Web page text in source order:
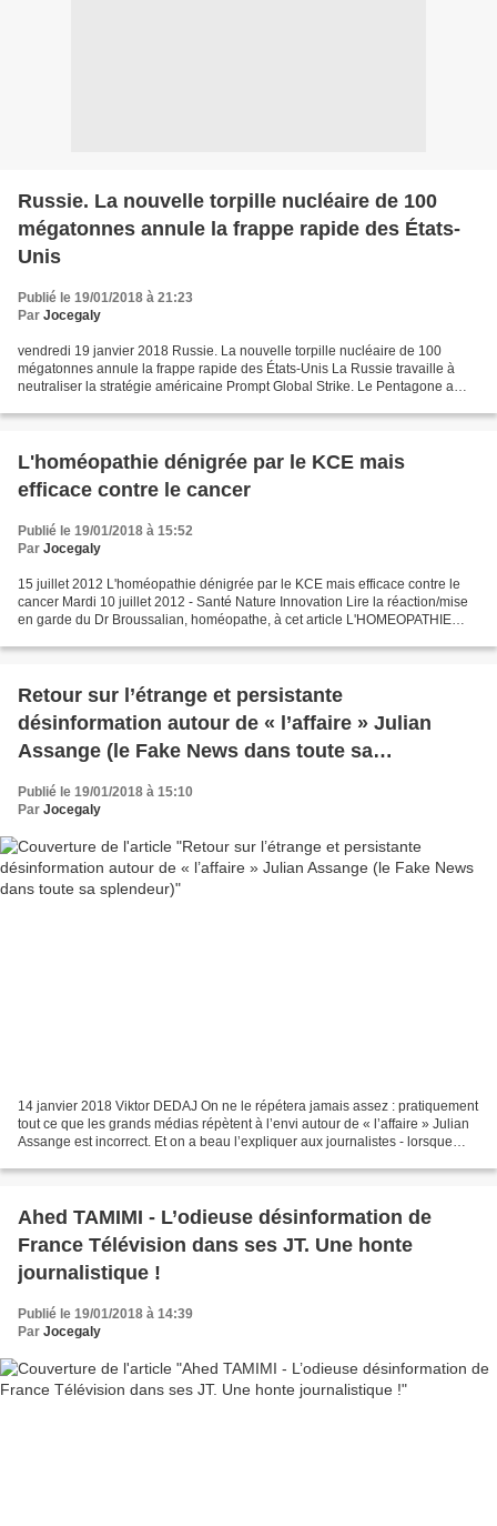
Russie. La nouvelle torpille nucléaire de 100
mégatonnes annule la frappe rapide des États-
Unis
Publié le 19/01/2018 à 21:23
Par Jocegaly
vendredi 19 janvier 2018 Russie. La nouvelle torpille nucléaire de 100
mégatonnes annule la frappe rapide des États-Unis La Russie travaille à
neutraliser la stratégie américaine Prompt Global Strike. Le Pentagone a
L'homéopathie dénigrée par le KCE mais
efficace contre le cancer
Publié le 19/01/2018 à 15:52
Par Jocegaly
15 juillet 2012 L'homéopathie dénigrée par le KCE mais efficace contre le
cancer Mardi 10 juillet 2012 - Santé Nature Innovation Lire la réaction/mise
en garde du Dr Broussalian, homéopathe, à cet article L'HOMEOPATHIE
Retour sur l’étrange et persistante
désinformation autour de « l’affaire » Julian
Assange (le Fake News dans toute sa
Publié le 19/01/2018 à 15:10
Par Jocegaly
14 janvier 2018 Viktor DEDAJ On ne le répétera jamais assez : pratiquement
tout ce que les grands médias répètent à l’envi autour de « l’affaire » Julian
Assange est incorrect. Et on a beau l’expliquer aux journalistes - lorsque
Ahed TAMIMI - L’odieuse désinformation de
France Télévision dans ses JT. Une honte
journalistique !
Publié le 19/01/2018 à 14:39
Par Jocegaly